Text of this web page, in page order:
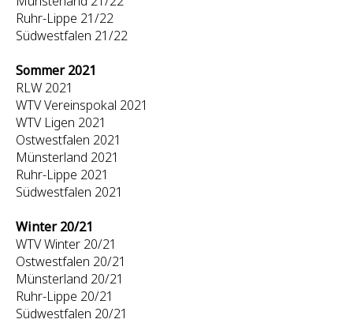
Ruhr-Lippe 21/22
Südwestfalen 21/22
Sommer 2021
RLW 2021
WTV Vereinspokal 2021
WTV Ligen 2021
Ostwestfalen 2021
Münsterland 2021
Ruhr-Lippe 2021
Südwestfalen 2021
Winter 20/21
WTV Winter 20/21
Ostwestfalen 20/21
Münsterland 20/21
Ruhr-Lippe 20/21
Südwestfalen 20/21